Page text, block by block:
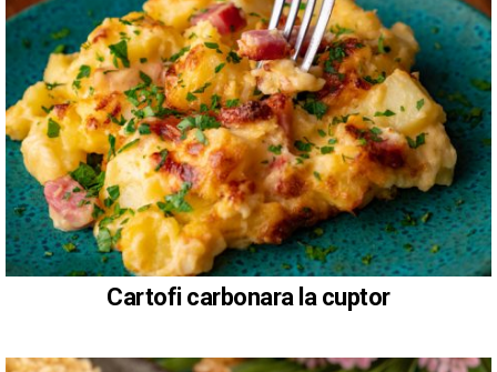
Cartofi carbonara la cuptor